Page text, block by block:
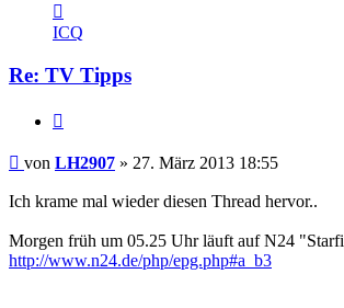
von
LH2907
ICQ
Re: TV Tipps
Beitrag
von LH2907 » 27. März 2013 18:55
Ich krame mal wieder diesen Thread hervor..
Morgen früh um 05.25 Uhr läuft auf N24
http://www.n24.de/php/epg.php#a_b3